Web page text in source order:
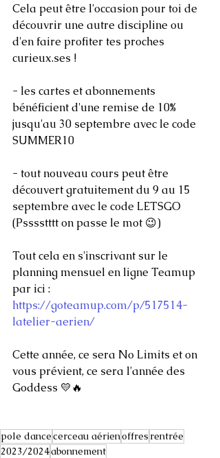
Cela peut être l'occasion pour toi de
découvrir une autre discipline ou
d'en faire profiter tes proches
curieux.ses !
- les cartes et abonnements
bénéficient d'une remise de 10%
jusqu'au 30 septembre avec le code
SUMMER10
- tout nouveau cours peut être
découvert gratuitement du 9 au 15
septembre avec le code LETSGO
(Psssstttt on passe le mot 😉)
Tout cela en s'inscrivant sur le
planning mensuel en ligne Teamup
par ici :
https://goteamup.com/p/517514-
latelier-aerien/
Cette année, ce sera No Limits et on
vous prévient, ce sera l'année des
Goddess 💛🔥
pole dancecerceau aérienoffres rentrée
2023/2024abonnement